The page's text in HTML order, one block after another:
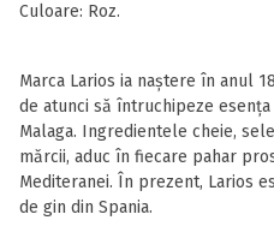
Culoare: Roz.
Marca Larios ia naștere în anul
de atunci să întruchipeze
Malaga. Ingredientele cheie,
mărcii, aduc în fiecare pahar
Mediteranei. În prezent, Larios
de gin din Spania.